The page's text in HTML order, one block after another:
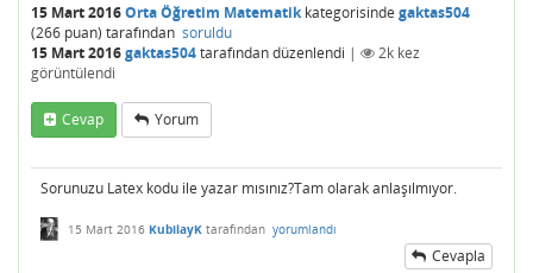
15 Mart 2016Orta Öğretim Matematikkategorisinde gaktas504
(266 puan) tarafından soruldu
15 Mart 2016gaktas504tarafındandüzenlendi | 2k kez
görüntülendi
Cevap Yorum
Sorunuzu Latex kodu ile yazar mısınız?Tam olarak anlaşılmıyor.
15 Mart 2016 KubilayK tarafından yorumlandı
Cevapla